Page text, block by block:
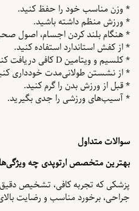
* وزن مناسب خود را حفظ کنید.
* ورزش منظم داشته باشید.
* هنگام بلند کردن اجسام، اصول
* از کفش استاندارد استفاده کنید.
* کلسیم و ویتامین D کافی دریافت کنید.
* از نشستن طولانی‌مدت خودداری
* قبل از ورزش بدن را گرم کنید.
* آسیب‌های ورزشی را جدی بگیرید.
سوالات متداول
بهترین متخصص ارتوپدی چه
پزشکی که تجربه کافی، تشخیص
جراحی، برخورد مناسب و رضایت بالای